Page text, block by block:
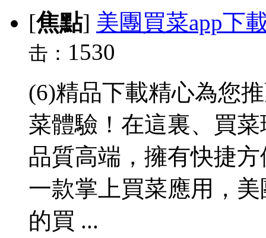
[焦點] 美團買菜app下
击： 1530
(6)精品下載精心為您
菜體驗！在這裏、買
品質高端，擁有快捷
一款掌上買菜應用，
的買 ...